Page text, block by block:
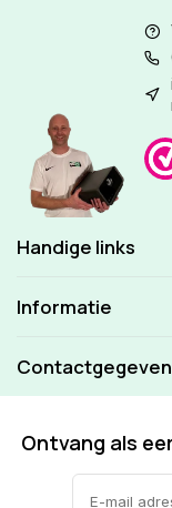
Handige links
Informatie
Ontvang als